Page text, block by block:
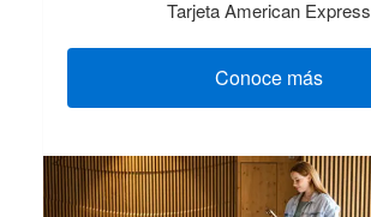
Tarjeta American Express
Conoce más